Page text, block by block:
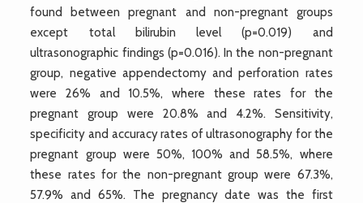
found between pregnant and non-pregnant groups
except total bilirubin level (p=0.019) and
ultrasonographic findings (p=0.016). In the non-pregnant
group, negative appendectomy and perforation rates
were 26% and 10.5%, where these rates for the
pregnant group were 20.8% and 4.2%. Sensitivity,
specificity and accuracy rates of ultrasonography for the
pregnant group were 50%, 100% and 58.5%, where
these rates for the non-pregnant group were 67.3%,
57.9% and 65%. The pregnancy date was the first